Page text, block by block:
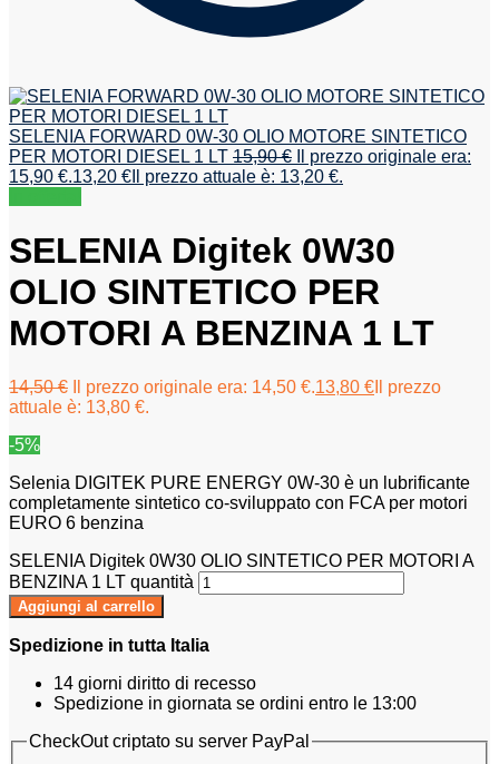
SELENIA FORWARD 0W-30 OLIO MOTORE SINTETICO
PER MOTORI DIESEL 1 LT 15,90€
Il prezzo originale era:
15,90 €.13,20 € Il prezzo attuale è: 13,20 €.
SELENIA Digitek 0W30
OLIO SINTETICO PER
MOTORI A BENZINA 1 LT
14,50€ Il prezzo originale era: 14,50 €.13,80 € Il prezzo
attuale è: 13,80 €.
-5%
Selenia DIGITEK PURE ENERGY 0W-30 è un lubrificante
completamente sintetico co-sviluppato con FCA per motori
EURO 6 benzina
SELENIA Digitek 0W30 OLIO SINTETICO PER MOTORI A
BENZINA 1 LT quantità
Aggiungi al carrello
Spedizione in tutta Italia
14 giorni diritto di recesso
Spedizione in giornata se ordini entro le 13:00
CheckOut criptato su server PayPal